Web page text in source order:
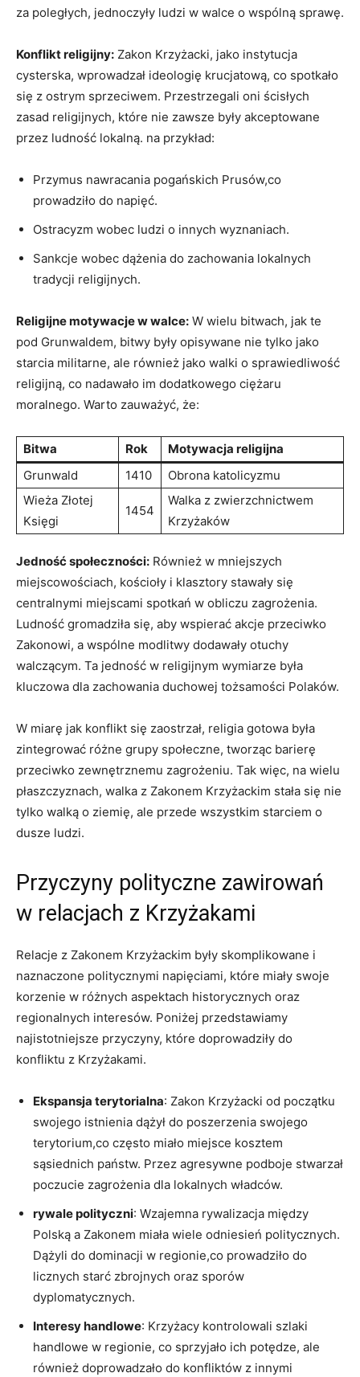
za poległych, jednoczyły ludzi w walce o wspólną sprawę.
Konflikt religijny: Zakon Krzyżacki, jako instytucja
cysterska, wprowadzał ideologię krucjatową, co spotkało
się z ostrym sprzeciwem. Przestrzegali oni ścisłych
zasad religijnych, które nie zawsze były akceptowane
przez ludność lokalną. na przykład:
Przymus nawracania pogańskich Prusów,co
prowadziło do napięć.
Ostracyzm wobec ludzi o innych wyznaniach.
Sankcje wobec dążenia do zachowania lokalnych
tradycji religijnych.
Religijne motywacje w walce: W wielu bitwach, jak te
pod Grunwaldem, bitwy były opisywane nie tylko jako
starcia militarne, ale również jako walki o sprawiedliwość
religijną, co nadawało im dodatkowego ciężaru
moralnego. Warto zauważyć, że:
Bitwa Rok
Motywacja religijna
Grunwald
1410
Obrona katolicyzmu
Wieża Złotej
Księgi
1454
Walka z zwierzchnictwem
Krzyżaków
Jedność społeczności: Również w mniejszych
miejscowościach, kościoły i klasztory stawały się
centralnymi miejscami spotkań w obliczu zagrożenia.
Ludność gromadziła się, aby wspierać akcje przeciwko
Zakonowi, a wspólne modlitwy dodawały otuchy
walczącym. Ta jedność w religijnym wymiarze była
kluczowa dla zachowania duchowej tożsamości Polaków.
W miarę jak konflikt się zaostrzał, religia gotowa była
zintegrować różne grupy społeczne, tworząc barierę
przeciwko zewnętrznemu zagrożeniu. Tak więc, na wielu
płaszczyznach, walka z Zakonem Krzyżackim stała się nie
tylko walką o ziemię, ale przede wszystkim starciem o
dusze ludzi.
Przyczyny polityczne zawirowań
w relacjach z Krzyżakami
Relacje z Zakonem Krzyżackim były skomplikowane i
naznaczone politycznymi napięciami, które miały swoje
korzenie w różnych aspektach historycznych oraz
regionalnych interesów. Poniżej przedstawiamy
najistotniejsze przyczyny, które doprowadziły do
konfliktu z Krzyżakami.
Ekspansja terytorialna: Zakon Krzyżacki od początku
swojego istnienia dążył do poszerzenia swojego
terytorium,co często miało miejsce kosztem
sąsiednich państw. Przez agresywne podboje stwarzał
poczucie zagrożenia dla lokalnych władców.
rywale polityczni: Wzajemna rywalizacja między
Polską a Zakonem miała wiele odniesień politycznych.
Dążyli do dominacji w regionie,co prowadziło do
licznych starć zbrojnych oraz sporów
dyplomatycznych.
Interesy handlowe: Krzyżacy kontrolowali szlaki
handlowe w regionie, co sprzyjało ich potędze, ale
również doprowadzało do konfliktów z innymi